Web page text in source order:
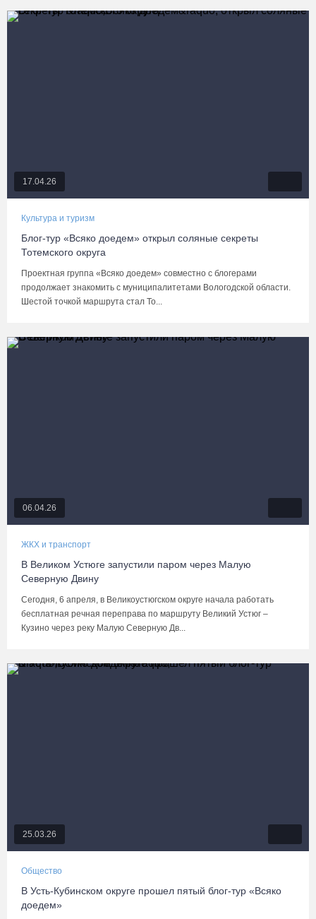
17.04.26
Культура и туризм
Блог-тур «Всяко доедем» открыл соляные секреты
Тотемского округа
Проектная группа «Всяко доедем» совместно с блогерами
продолжает знакомить с муниципалитетами Вологодской области.
Шестой точкой маршрута стал То...
06.04.26
ЖКХ и транспорт
В Великом Устюге запустили паром через Малую
Северную Двину
Сегодня, 6 апреля, в Великоустюгском округе начала работать
бесплатная речная переправа по маршруту Великий Устюг –
Кузино через реку Малую Северную Дв...
25.03.26
Общество
В Усть-Кубинском округе прошел пятый блог-тур «Всяко
доедем»